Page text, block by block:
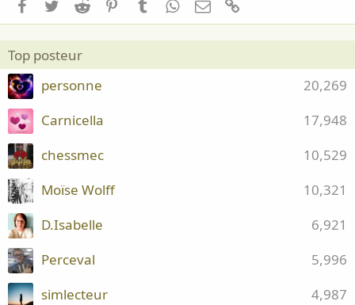
Facebook
TwitterReddit PinterestTumblrWhatsApp
Email
Top posteur
20,269
personne
17,948
Carnicella
10,529
chessmec
10,321
Moïse Wolff
6,921
D.Isabelle
5,996
Perceval
4,987
simlecteur